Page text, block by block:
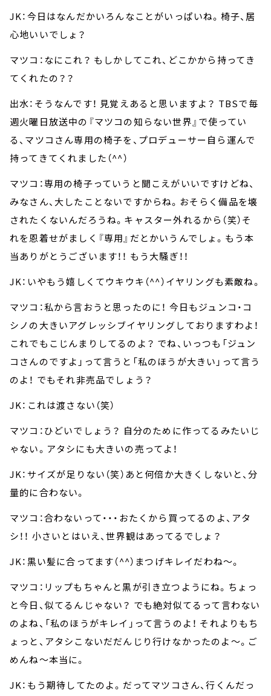
JK：今日はなんだかいろんなことがいっぱいね。椅子、居
心地いいでしょ？
マツコ：なにこれ？ もしかしてこれ、どこかから持ってき
てくれたの？？
出水：そうなんです！ 見覚えあると思いますよ？ TBSで毎
週火曜日放送中の『マツコの知らない世界』で使ってい
る、マツコさん専用の椅子を、プロデューサー自ら運んで
持ってきてくれました（^^）
マツコ：専用の椅子っていうと聞こえがいいですけどね、
みなさん、大したことないですからね。おそらく備品を壊
されたくないんだろうね。キャスター外れるから（笑）そ
れを恩着せがましく『専用』だとかいうんでしょ。もう本
当ありがとうございます！！ もう大騒ぎ！！
JK：いやもう嬉しくてウキウキ（^^）イヤリングも素敵ね。
マツコ：私から言おうと思ったのに！ 今日もジュンコ・コ
シノの大きいアグレッシブイヤリングしておりますわよ！
これでもこじんまりしてるのよ？ でね、いっつも「ジュン
コさんのですよ」って言うと「私のほうが大きい」って言う
のよ！ でもそれ非売品でしょう？
JK：これは渡さない（笑）
マツコ：ひどいでしょう？ 自分のために作ってるみたいじ
ゃない。アタシにも大きいの売ってよ！
JK：サイズが足りない（笑）あと何倍か大きくしないと、分
量的に合わない。
マツコ：合わないって・・・おたくから買ってるのよ、アタ
シ！！ 小さいとはいえ、世界観はあってるでしょ？
JK：黒い髪に合ってます（^^）まつげキレイだわね～。
マツコ：リップもちゃんと黒が引き立つようにね。ちょっ
と今日、似てるんじゃない？ でも絶対似てるって言わない
のよね、「私のほうがキレイ」って言うのよ！ それよりもち
ょっと、アタシこないだだんじり行けなかったのよ～。ご
めんね～本当に。
JK：もう期待してたのよ。だってマツコさん、行くんだっ